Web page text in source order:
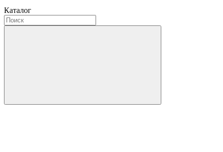
Каталог